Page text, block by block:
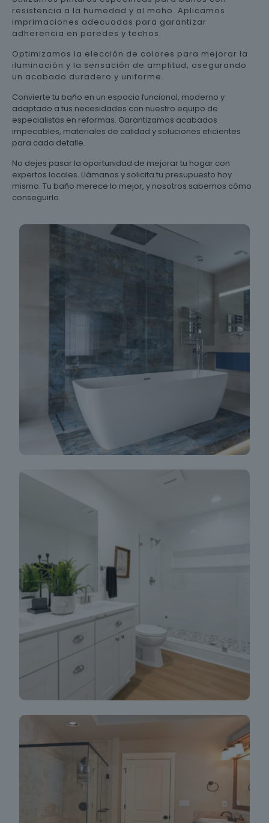
resistencia a la humedad y al moho. Aplicamos
imprimaciones adecuadas para garantizar
adherencia en paredes y techos.
Optimizamos la elección de colores para mejorar la
iluminación y la sensación de amplitud, asegurando
un acabado duradero y uniforme.
Convierte tu baño en un espacio funcional, moderno y
adaptado a tus necesidades con nuestro equipo de
especialistas en reformas. Garantizamos acabados
impecables, materiales de calidad y soluciones eficientes
para cada detalle.
No dejes pasar la oportunidad de mejorar tu hogar con
expertos locales. Llámanos y solicita tu presupuesto hoy
mismo. Tu baño merece lo mejor, y nosotros sabemos cómo
conseguirlo.